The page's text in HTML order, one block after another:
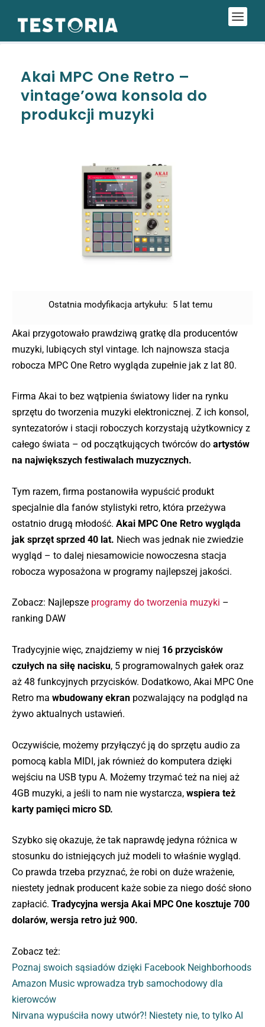
Akai MPC One Retro –
vintage’owa konsola do
produkcji muzyki
Ostatnia modyfikacja artykułu: 5 lat temu
Akai przygotowało prawdziwą gratkę dla producentów
muzyki, lubiących styl vintage. Ich najnowsza stacja
robocza MPC One Retro wygląda zupełnie jak z lat 80.
Firma Akai to bez wątpienia światowy lider na rynku
sprzętu do tworzenia muzyki elektronicznej. Z ich konsol,
syntezatorów i stacji roboczych korzystają użytkownicy z
całego świata – od początkujących twórców do artystów
na największych festiwalach muzycznych.
Tym razem, firma postanowiła wypuścić produkt
specjalnie dla fanów stylistyki retro, która przeżywa
ostatnio drugą młodość. Akai MPC One Retro wygląda
jak sprzęt sprzed 40 lat. Niech was jednak nie zwiedzie
wygląd – to dalej niesamowicie nowoczesna stacja
robocza wyposażona w programy najlepszej jakości.
Zobacz: Najlepsze programy do tworzenia muzyki –
ranking DAW
Tradycyjnie więc, znajdziemy w niej 16 przycisków
czułych na siłę nacisku, 5 programowalnych gałek oraz
aż 48 funkcyjnych przycisków. Dodatkowo, Akai MPC One
Retro ma wbudowany ekran pozwalający na podgląd na
żywo aktualnych ustawień.
Oczywiście, możemy przyłączyć ją do sprzętu audio za
pomocą kabla MIDI, jak również do komputera dzięki
wejściu na USB typu A. Możemy trzymać też na niej aż
4GB muzyki, a jeśli to nam nie wystarcza, wspiera też
karty pamięci micro SD.
Szybko się okazuje, że tak naprawdę jedyna różnica w
stosunku do istniejących już modeli to właśnie wygląd.
Co prawda trzeba przyznać, że robi on duże wrażenie,
niestety jednak producent każe sobie za niego dość słono
zapłacić. Tradycyjna wersja Akai MPC One kosztuje 700
dolarów, wersja retro już 900.
Zobacz też:
Poznaj swoich sąsiadów dzięki Facebook Neighborhoods
Amazon Music wprowadza tryb samochodowy dla
kierowców
Nirvana wypuściła nowy utwór?! Niestety nie, to tylko AI